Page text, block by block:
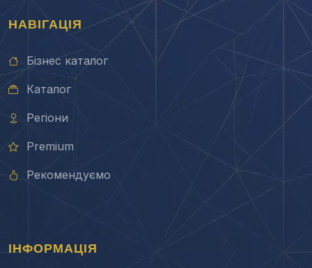
НАВІГАЦІЯ
Бізнес каталог
Каталог
Регіони
Premium
Рекомендуємо
ІНФОРМАЦІЯ